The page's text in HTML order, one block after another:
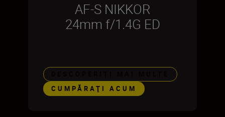
AF-S NIKKOR
24mm f/1.4G ED
CUMPĂRAŢI ACUM